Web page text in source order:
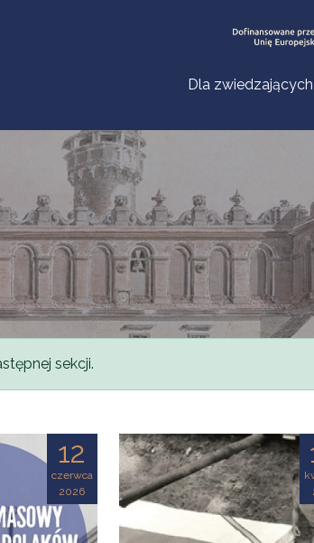
Dla zwiedzających
sekcji.
12
czerwca
2026